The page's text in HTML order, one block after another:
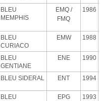
BLEU
MEMPHIS
EMQ /
FMQ
1986
BLEU
CURIACO
EMW 1988
BLEU
GENTIANE
ENE 1990
BLEU SIDERAL ENT 1994
BLEU
EPG 1993